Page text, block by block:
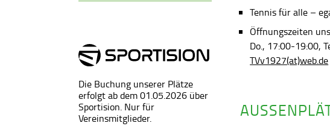
Die Buchung unserer Plätze
erfolgt ab dem 01.05.2026 über
Sportision. Nur für
Vereinsmitglieder.
Tennis für alle –
Öffnungszeiten
Do., 17:00-19:00,
TVv1927(at)web.de